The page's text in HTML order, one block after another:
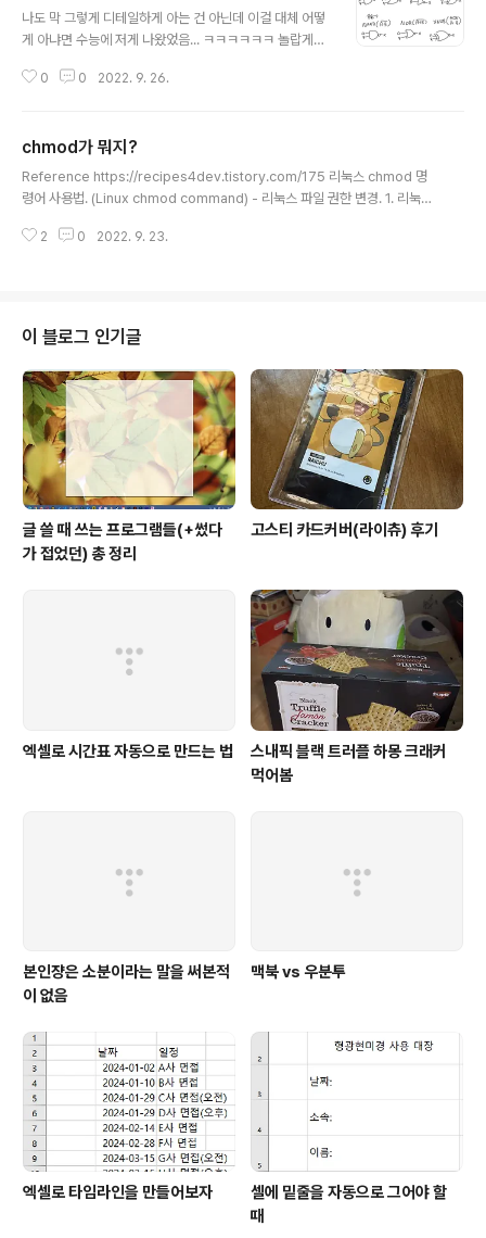
나도 막 그렇게 디테일하게 아는 건 아닌데 이걸 대체 어떻
게 아냐면 수능에 저게 나왔었음... ㅋㅋㅋㅋㅋㅋ 놀랍게도
f랑 룩업계열), 두번째로 HTML(...), 세번째로 베이직(VB
돌면 뭐됨? 이런 식으로 나왔습니다. 불 대수 왜 그... 프로
그래밍 언어를 공부하다보면 자료형이 나온다. 인트 플로
트 문자열(스트링) 그리고 꼭 개근하는 자료형이 바로 Boo
이 T/F를 지지고 볶는게 논리 연산이라고 보면 된다. 그래
0 0 2022. 9. 26.
chmod가 뭐지?
Reference https://recipes4dev.tistory.com/175 리눅스 chmod 명
령어 사용법. (Linux chmod command) - 리눅스 파일 권한 변경. 1. 리눅스
지로 나눌 수 있습니다. 파일에 저장된 데이터를 읽기. (r = read). 파일에 데이
한을 줬다. 부서가 좀 많이 있는데 내가 소속한 부서는 연구개발팀부였고 QC쪽
2 0 2022. 9. 23.
이 블로그 인기글
글 쓸 때 쓰는 프로그램들(+썼다
가 접었던) 총 정리
고스티 카드커버(라이츄) 후기
엑셀로 시간표 자동으로 만드는 법
스내픽 블랙 트러플 하몽 크래커
먹어봄
본인쟝은 소분이라는 말을 써본적
이 없음
맥북 vs 우분투
엑셀로 타임라인을 만들어보자
셀에 밑줄을 자동으로 그어야 할
때